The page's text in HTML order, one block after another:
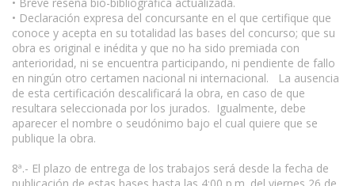
• Declaración expresa del concursante en el que certifique que
conoce y acepta en su totalidad las bases del concurso; que su
obra es original e inédita y que no ha sido premiada con
anterioridad, ni se encuentra participando, ni pendiente de fallo
en ningún otro certamen nacional ni internacional. La ausencia
de esta certificación descalificará la obra, en caso de que
resultara seleccionada por los jurados. Igualmente, debe
aparecer el nombre o seudónimo bajo el cual quiere que se
publique la obra.
8ª.- El plazo de entrega de los trabajos será desde la fecha de
publicación de estas bases hasta las 4:00 p.m. del viernes 26 de